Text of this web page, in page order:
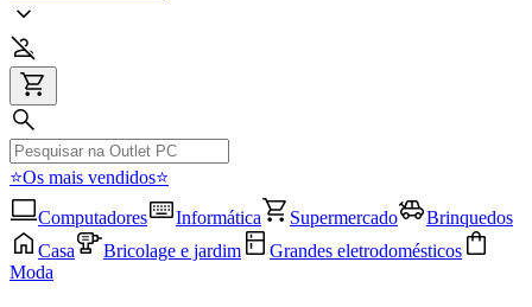
⭐Os mais vendidos⭐
Computadores
Informática Supermercado
Brinquedos
Casa
Bricolage e jardim
Grandes eletrodomésticos
Moda